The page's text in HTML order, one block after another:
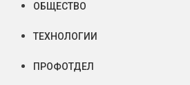
ОБЩЕСТВО
ТЕХНОЛОГИИ
ПРОФОТДЕЛ